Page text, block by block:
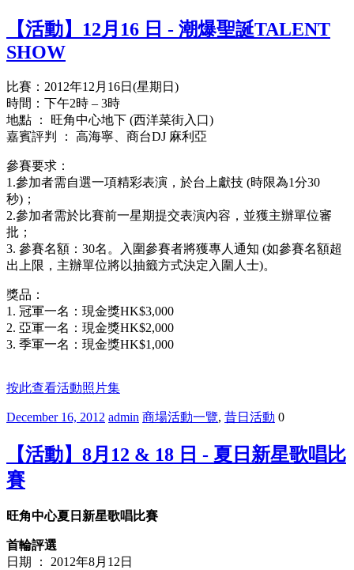
【活動】12月16 日 - 潮爆聖誕TALENT
SHOW
比賽： 2012年12 月 16日 (星期日 )
時間：下午2時 – 3時
地點 ： 旺角中心地下 (西洋菜街入口)
嘉賓評判 ： 高海寧、商台DJ 麻利亞
參賽要求：
1.參加者需自選一項精彩表演，於台上獻技 (時限為1分30
秒) ；
2.參加者需於比賽前一星期提交表演內容，並獲主辦單位審
批；
3. 參賽名額： 30名。入圍參賽者將獲專人通知 (如參賽名額超
出上限，主辦單位將以抽籤方式決定入圍人士)。
獎品：
1. 冠軍一名：現金獎HK$3,000
2. 亞軍一名：現金獎HK$2,000
3. 季軍一名：現金獎HK$1,000
按此查看活動照片集
December 16, 2012 admin 商場活動一覽, 昔日活動 0
【活動】8月12 & 18 日 - 夏日新星歌唱比
賽
旺角中心夏日新星歌唱比賽
首輪評選
日期 ： 2012年8月12日